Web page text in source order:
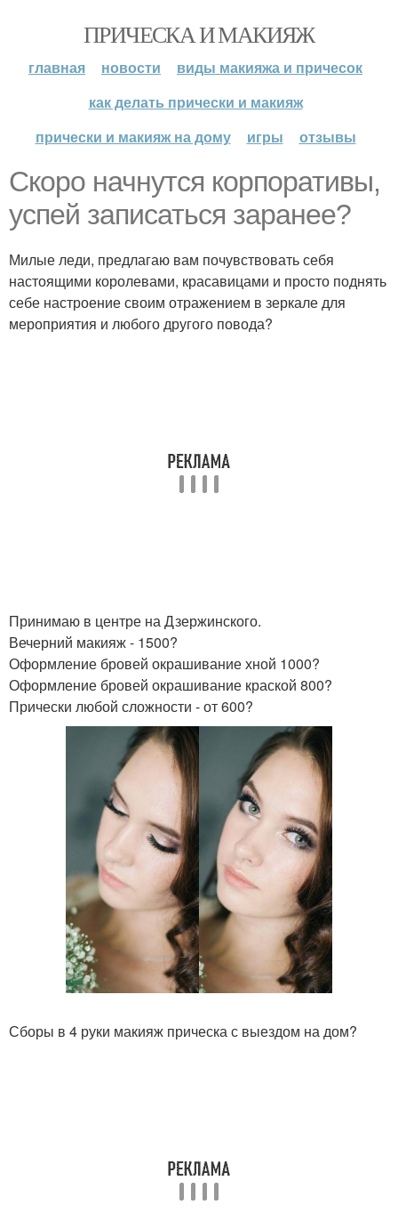
ПРИЧЕСКА И МАКИЯЖ
главная новости
виды макияжа и причесок
как делать прически и макияж
прически и макияж на дому
игры отзывы
Скоро начнутся корпоративы,
успей записаться заранее?
Милые леди, предлагаю вам почувствовать себя
настоящими королевами, красавицами и просто поднять
себе настроение своим отражением в зеркале для
мероприятия и любого другого повода?
Принимаю в центре на Дзержинского.
Вечерний макияж - 1500?
Оформление бровей окрашивание хной 1000?
Оформление бровей окрашивание краской 800?
Прически любой сложности - от 600?
Сборы в 4 руки макияж прическа с выездом на дом?